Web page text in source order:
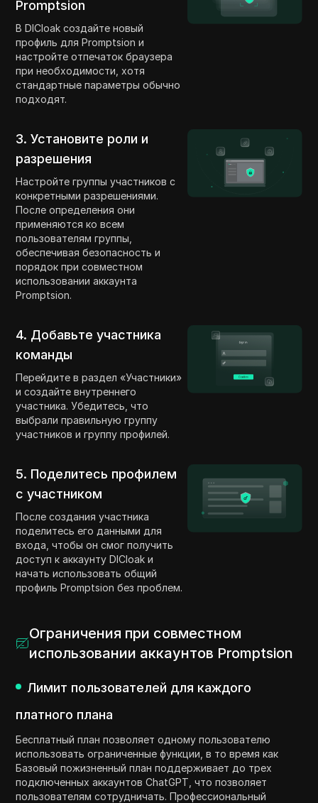
Promptsion
В DICloak создайте новый
профиль для Promptsion и
настройте отпечаток браузера
при необходимости, хотя
стандартные параметры обычно
подходят.
3. Установите роли и
разрешения
Настройте группы участников с
конкретными разрешениями.
После определения они
применяются ко всем
пользователям группы,
обеспечивая безопасность и
порядок при совместном
использовании аккаунта
Promptsion.
4. Добавьте участника
команды
Перейдите в раздел «Участники»
и создайте внутреннего
участника. Убедитесь, что
выбрали правильную группу
участников и группу профилей.
5. Поделитесь профилем
с участником
После создания участника
поделитесь его данными для
входа, чтобы он смог получить
доступ к аккаунту DICloak и
начать использовать общий
профиль Promptsion без проблем.
Ограничения при совместном
использовании аккаунтов Promptsion
Лимит пользователей для каждого
платного плана
Бесплатный план позволяет одному пользователю
использовать ограниченные функции, в то время как
Базовый пожизненный план поддерживает до трех
подключенных аккаунтов ChatGPT, что позволяет
пользователям сотрудничать. Профессиональный